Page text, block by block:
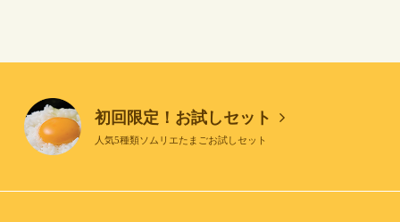
初回限定！お試しセット
人気5種類ソムリエたまごお試しセット